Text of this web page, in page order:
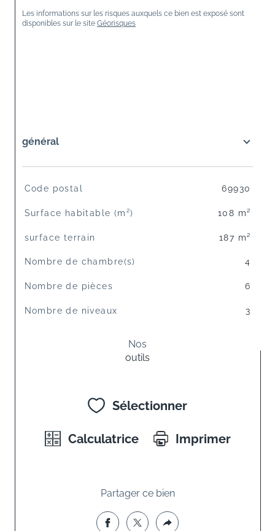
Les informations sur les risques auxquels ce bien est exposé sont
disponibles sur le site Géorisques
général
TRAD_SIROCCO_Caracteristique
Code postal 69930
Surface habitable (m²) 108 m²
surface terrain 187 m²
Nombre de chambre(s) 4
Nombre de pièces 6
Nombre de niveaux 3
Nos
outils
Sélectionner
Calculatrice Imprimer
Partager ce bien